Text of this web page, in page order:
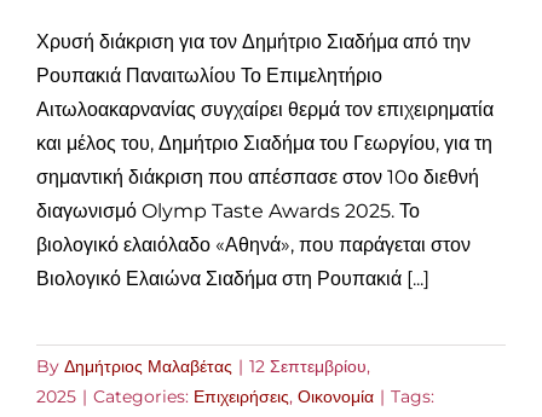
Χρυσή διάκριση για τον Δημήτριο Σιαδήμα από την
Ρουπακιά Παναιτωλίου Το Επιμελητήριο
Αιτωλοακαρνανίας συγχαίρει θερμά τον επιχειρηματία
και μέλος του, Δημήτριο Σιαδήμα του Γεωργίου, για τη
σημαντική διάκριση που απέσπασε στον 10ο διεθνή
διαγωνισμό Olymp Taste Awards 2025. Το
βιολογικό ελαιόλαδο «Αθηνά», που παράγεται στον
Βιολογικό Ελαιώνα Σιαδήμα στη Ρουπακιά [...]
By Δημήτριος Μαλαβέτας | 12 Σεπτεμβρίου,
2025 | Categories: Επιχειρήσεις, Οικονομία | Tags: